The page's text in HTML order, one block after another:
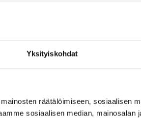
Yksityiskohdat
räätälöimiseen, sosiaalisen
sosiaalisen median, mainosalan
Yhdessä
jotain kotiinviemistä myös
ja energia – joista sinulla ei